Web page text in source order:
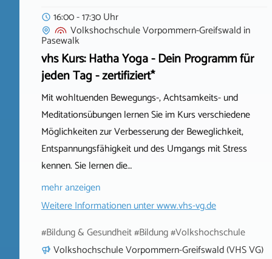
16:00 - 17:30 Uhr
Volkshochschule Vorpommern-Greifswaldin
Pasewalk
vhs Kurs: Hatha Yoga - Dein Programm für
jeden Tag - zertifiziert*
Mit wohltuenden Bewegungs-, Achtsamkeits- und
Meditationsübungen lernen Sie im Kurs verschiedene
Möglichkeiten zur Verbesserung der Beweglichkeit,
Entspannungsfähigkeit und des Umgangs mit Stress
kennen. Sie lernen die…
mehr anzeigen
Weitere Informationen unterwww.vhs-vg.de
#Bildung & Gesundheit #Bildung #Volkshochschule
Volkshochschule Vorpommern-Greifswald (VHS VG)